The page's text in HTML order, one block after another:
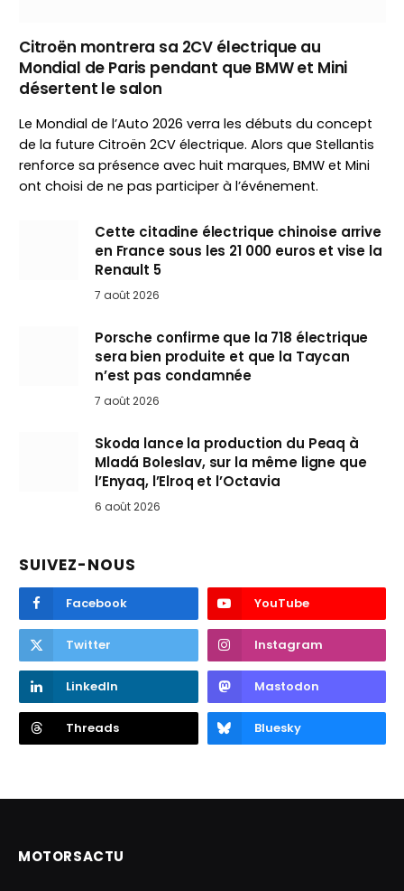
Citroën montrera sa 2CV électrique au
Mondial de Paris pendant que BMW et Mini
désertent le salon
Le Mondial de l’Auto 2026 verra les débuts du concept
de la future Citroën 2CV électrique. Alors que Stellantis
renforce sa présence avec huit marques, BMW et Mini
ont choisi de ne pas participer à l’événement.
Cette citadine électrique chinoise arrive
en France sous les 21 000 euros et vise la
Renault 5
7 août 2026
Porsche confirme que la 718 électrique
sera bien produite et que la Taycan
n’est pas condamnée
7 août 2026
Skoda lance la production du Peaq à
Mladá Boleslav, sur la même ligne que
l’Enyaq, l’Elroq et l’Octavia
6 août 2026
SUIVEZ-NOUS
Facebook YouTube
Twitter Instagram
LinkedIn Mastodon
Threads Bluesky
MOTORSACTU